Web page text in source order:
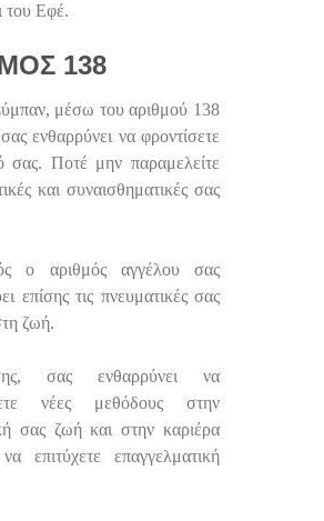
του Εφέ.
138
μέσω του αριθμού 138
ενθαρρύνει να φροντίσετε
σας. Ποτέ μην παραμελείτε
και συναισθηματικές σας
ο αριθμός αγγέλου σας
επίσης τις πνευματικές σας
ζωή.
σας ενθαρρύνει να
νέες μεθόδους στην
σας ζωή και στην καριέρα
επιτύχετε επαγγελματική